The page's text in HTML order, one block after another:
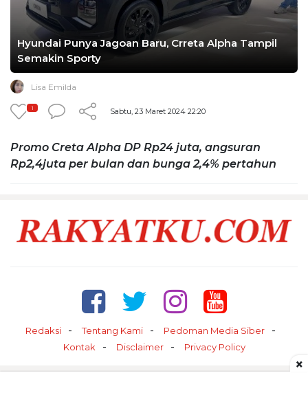
Hyundai Punya Jagoan Baru, Crreta Alpha Tampil
Semakin Sporty
Lisa Emilda
1 Sabtu, 23 Maret 2024 22:20
Promo Creta Alpha DP Rp24 juta, angsuran
Rp2,4juta per bulan dan bunga 2,4% pertahun
Redaksi Tentang Kami
Pedoman Media Siber
Kontak
Disclaimer Privacy Policy
×